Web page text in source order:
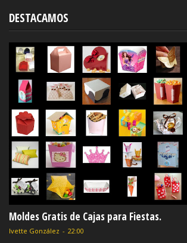
DESTACAMOS
Moldes Gratis de Cajas para Fiestas.
Ivette González - 22:00